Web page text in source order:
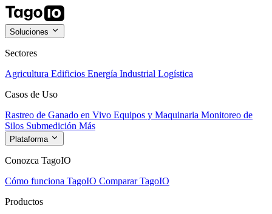
Soluciones
Sectores
Agricultura Edificios Energía Industrial Logística
Casos de Uso
Rastreo de Ganado en Vivo Equipos y Maquinaria Monitoreo de
Silos Submedición Más
Plataforma
Conozca TagoIO
Cómo funciona TagoIO Comparar TagoIO
Productos